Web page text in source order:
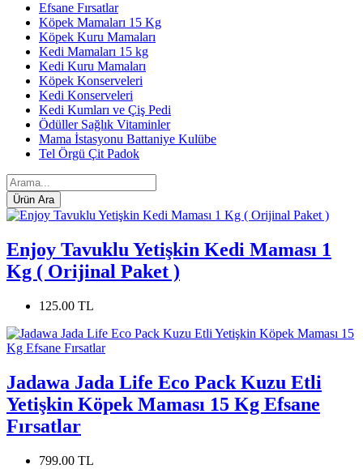
Efsane Fırsatlar
Köpek Mamaları 15 Kg
Köpek Kuru Mamaları
Kedi Mamaları 15 kg
Kedi Kuru Mamaları
Köpek Konserveleri
Kedi Konserveleri
Kedi Kumları ve Çiş Pedi
Ödüller Sağlık Vitaminler
Mama İstasyonu Battaniye Kulübe
Tel Örgü Çit Padok
Enjoy Tavuklu Yetişkin Kedi Maması 1
Kg ( Orijinal Paket )
125.00 TL
Jadawa Jada Life Eco Pack Kuzu Etli
Yetişkin Köpek Maması 15 Kg Efsane
Fırsatlar
799.00 TL